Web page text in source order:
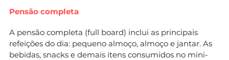
Pensão completa
A pensão completa (full board) inclui as principais
refeições do dia: pequeno almoço, almoço e jantar. As
bebidas, snacks e demais itens consumidos no mini-